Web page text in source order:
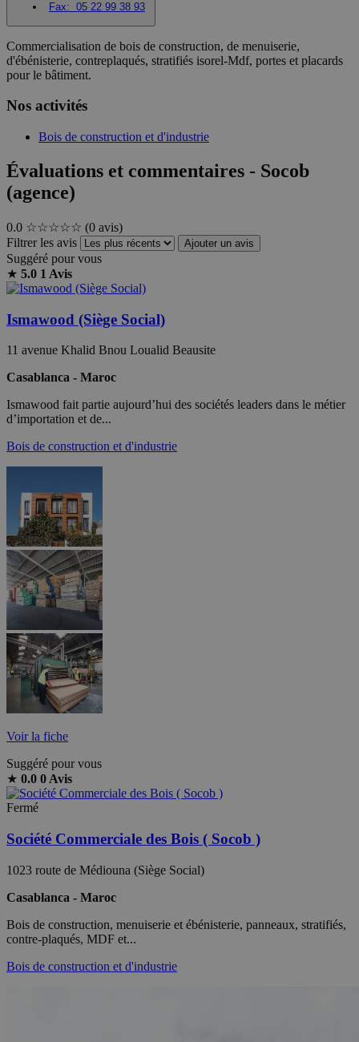
Fax: 05 22 99 38 93
Commercialisation de bois de construction, de menuiserie,
d'ébénisterie, contreplaqués, stratifiés isorel-Mdf, portes et placards
pour le bâtiment.
Nos activités
Bois de construction et d'industrie
Évaluations et commentaires - Socob
(agence)
0.0 ☆☆☆☆☆ (0 avis)
Filtrer les avis
Ajouter un avis
Suggéré pour vous
★ 5.0 1 Avis
Ismawood (Siège Social)
11 avenue Khalid Bnou Loualid Beausite
Casablanca - Maroc
Ismawood fait partie aujourd’hui des sociétés leaders dans le métier
d’importation et de...
Bois de construction et d'industrie
Voir la fiche
Suggéré pour vous
★ 0.0 0 Avis
Fermé
Société Commerciale des Bois ( Socob )
1023 route de Médiouna (Siège Social)
Casablanca - Maroc
Bois de construction, menuiserie et ébénisterie, panneaux, stratifiés,
contre-plaqués, MDF et...
Bois de construction et d'industrie